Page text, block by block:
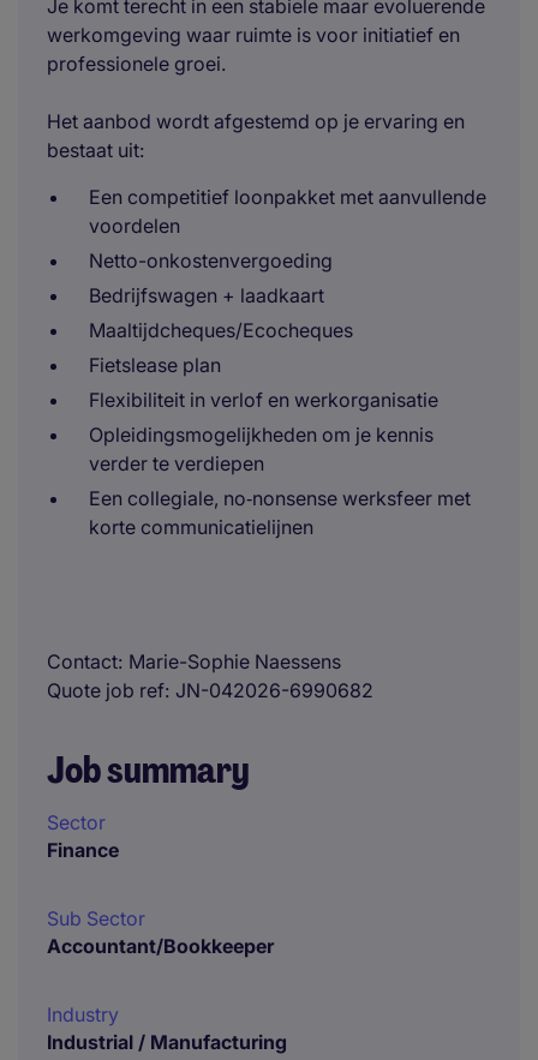
Je komt terecht in een stabiele maar evoluerende
werkomgeving waar ruimte is voor initiatief en
professionele groei.
Het aanbod wordt afgestemd op je ervaring en
bestaat uit:
Een competitief loonpakket met aanvullende
voordelen
Netto-onkostenvergoeding
Bedrijfswagen + laadkaart
Maaltijdcheques/Ecocheques
Fietslease plan
Flexibiliteit in verlof en werkorganisatie
Opleidingsmogelijkheden om je kennis
verder te verdiepen
Een collegiale, no‑nonsense werksfeer met
korte communicatielijnen
Contact Marie-Sophie Naessens
Quote job ref JN-042026-6990682
Job summary
Sector
Finance
Sub Sector
Accountant/Bookkeeper
Industry
Industrial / Manufacturing